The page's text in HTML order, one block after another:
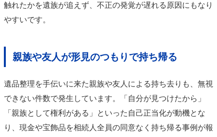
触れたかを遺族が追えず、不正の発覚が遅れる原因にもなり
やすいです。
親族や友人が形見のつもりで持ち帰る
遺品整理を手伝いに来た親族や友人による持ち去りも、無視
できない件数で発生しています。「自分が見つけたから」
「親族として権利がある」といった自己正当化が動機とな
り、現金や宝飾品を相続人全員の同意なく持ち帰る事例が報